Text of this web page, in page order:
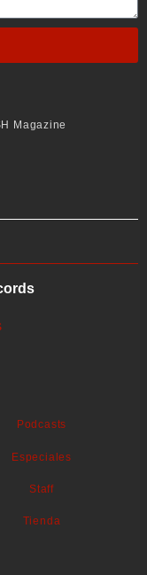
Magazine
Podcasts
Especiales
Staff
Tienda